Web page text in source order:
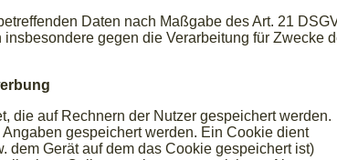
Daten nach Maßgabe des Art. 21
gegen die Verarbeitung für Zwecke
die auf Rechnern der Nutzer gespeichert werden.
gespeichert werden. Ein Cookie dient
dem Gerät auf dem das Cookie gespeichert ist)